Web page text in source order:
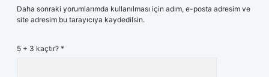
Daha sonraki yorumlarımda kullanılması için adım, e-posta adresim ve
site adresim bu tarayıcıya kaydedilsin.
5 + 3 kaçtır? *